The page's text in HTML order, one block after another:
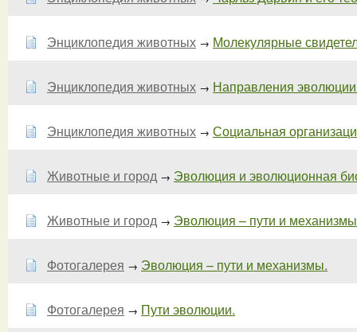
Энциклопедия животных → Молекулярные
Энциклопедия животных → Направления
Энциклопедия животных → Социальная
Животные и город → Эволюция и эволюционная
Животные и город → Эволюция – пути и
Фотогалерея → Эволюция – пути и механизмы.
Фотогалерея → Пути эволюции.